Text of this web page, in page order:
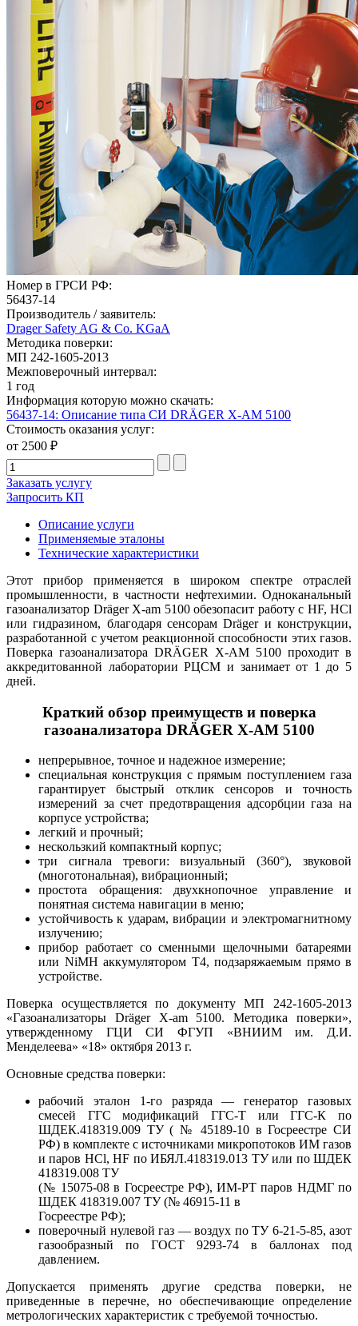
Номер в ГРСИ РФ:
56437-14
Производитель / заявитель:
Drager Safety AG & Co. KGaA
Методика поверки:
МП 242-1605-2013
Межповерочный интервал:
1 год
Информация которую можно скачать:
56437-14: Описание типа СИ DRÄGER X-AM 5100
Стоимость оказания услуг:
от 2500 ₽
Заказать услугу
Запросить КП
Описание услуги
Применяемые эталоны
Технические характеристики
Этот прибор применяется в широком спектре отраслей
промышленности, в частности нефтехимии. Одноканальный
газоанализатор Dräger X-am 5100 обезопасит работу с HF, HCl
или гидразином, благодаря сенсорам Dräger и конструкции,
разработанной с учетом реакционной способности этих газов.
Поверка газоанализатора DRÄGER X-AM 5100 проходит в
аккредитованной лаборатории РЦСМ и занимает от 1 до 5
дней.
Краткий обзор преимуществ и поверка
газоанализатора DRÄGER X-AM 5100
непрерывное, точное и надежное измерение;
специальная конструкция с прямым поступлением газа
гарантирует быстрый отклик сенсоров и точность
измерений за счет предотвращения адсорбции газа на
корпусе устройства;
легкий и прочный;
нескользкий компактный корпус;
три сигнала тревоги: визуальный (360°), звуковой
(многотональная), вибрационный;
простота обращения: двухкнопочное управление и
понятная система навигации в меню;
устойчивость к ударам, вибрации и электромагнитному
излучению;
прибор работает со сменными щелочными батареями
или NiMH аккумулятором T4, подзаряжаемым прямо в
устройстве.
Поверка осуществляется по документу МП 242-1605-2013
«Газоанализаторы Dräger X-am 5100. Методика поверки»,
утвержденному ГЦИ СИ ФГУП «ВНИИМ им. Д.И.
Менделеева» «18» октября 2013 г.
Основные средства поверки:
рабочий эталон 1-го разряда — генератор газовых
смесей ГГС модификаций ГГС-Т или ГГС-К по
ШДЕК.418319.009 ТУ ( № 45189-10 в Госреестре СИ
РФ) в комплекте с источниками микропотоков ИМ газов
и паров HCl, HF по ИБЯЛ.418319.013 ТУ или по ШДЕК
418319.008 ТУ
(№ 15075-08 в Госреестре РФ), ИМ-РТ паров НДМГ по
ШДЕК 418319.007 ТУ (№ 46915-11 в
Госреестре РФ);
поверочный нулевой газ — воздух по ТУ 6-21-5-85, азот
газообразный по ГОСТ 9293-74 в баллонах под
давлением.
Допускается применять другие средства поверки, не
приведенные в перечне, но обеспечивающие определение
метрологических характеристик с требуемой точностью.